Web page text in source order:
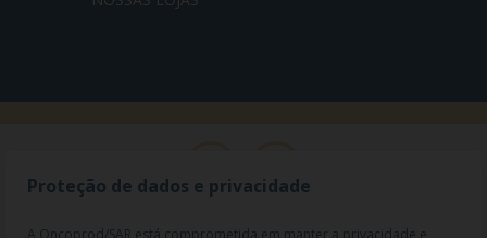
Proteção de dados e privacidade
A Oncoprod/SAR está comprometida em manter a privacidade e